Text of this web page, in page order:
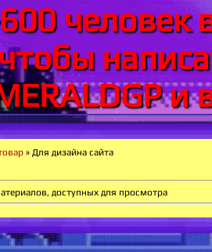
человек
и
» Для дизайна сайта
доступных для просмотра